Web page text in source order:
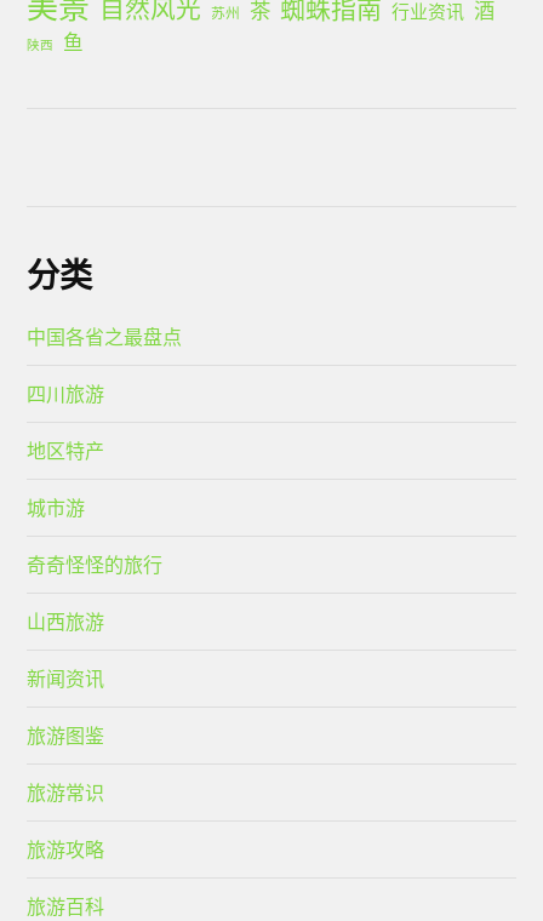
自然风光 苏州 茶 蜘蛛指南 行业资讯 酒
陕西 鱼
分类
中国各省之最盘点
四川旅游
地区特产
城市游
奇奇怪怪的旅行
山西旅游
新闻资讯
旅游图鉴
旅游常识
旅游攻略
旅游百科